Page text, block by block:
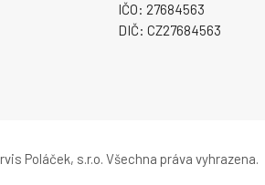
IČO: 27684563
DIČ: CZ27684563
Poláček, s.r.o. Všechna práva vyhrazena.